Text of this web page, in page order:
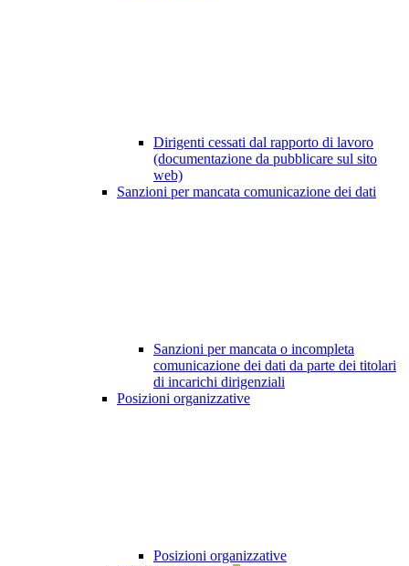
Dirigenti cessati dal rapporto di lavoro
(documentazione da pubblicare sul sito
web)
Sanzioni per mancata comunicazione dei dati
Sanzioni per mancata o incompleta
comunicazione dei dati da parte dei titolari
di incarichi dirigenziali
Posizioni organizzative
Posizioni organizzative